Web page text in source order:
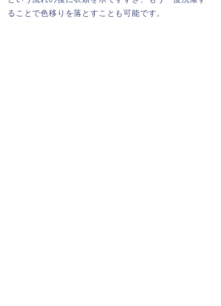
ることで色移りを落とすことも可能です。